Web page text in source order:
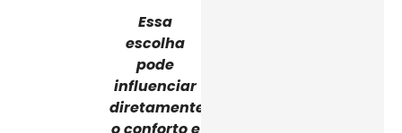
Essa
escolha
pode
influenciar
diretamente